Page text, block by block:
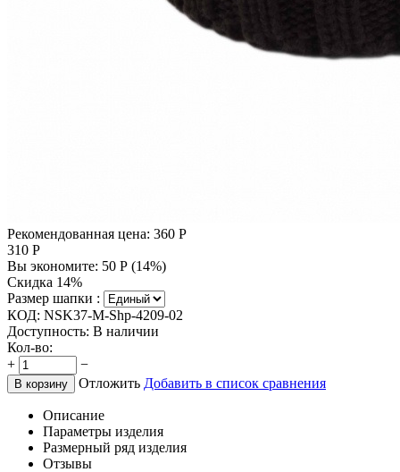
Рекомендованная цена: 360 Р
310 Р
Вы экономите: 50 Р (14%)
Скидка 14%
Размер шапки :
КОД: NSK37-M-Shp-4209-02
Доступность: В наличии
Кол-во:
+
−
В корзину Отложить Добавить в список сравнения
Описание
Параметры изделия
Размерный ряд изделия
Отзывы